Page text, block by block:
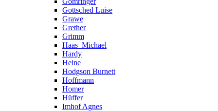
Gottsched Luise
Grawe
Grether
Grimm
Haas_Michael
Hardy
Heine
Hodgson Burnett
Hoffmann
Homer
Hüffer
Imhof Agnes